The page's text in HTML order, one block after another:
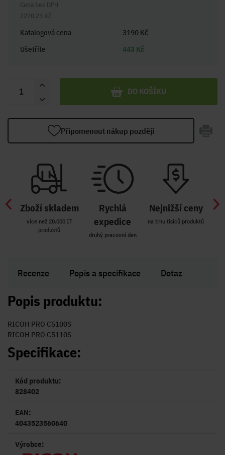
Cena bez DPH
2270.25 Kč
Katalogová cena
3190 Kč
Ušetříte
443 Kč
DO KOŠÍKU
Připomenout nákup později
Zboží skladem
více než 20.000 IT
produktů
Rychlá
expedice
druhý pracovní den
Nejnižší ceny
na trhu tisíců produktů
Recenze Popis a specifikace Dotaz
Popis produktu:
RICOH PRO C5100S
RICOH PRO C5110S
Specifikace:
Kód produktu:
828402
EAN:
4043523560640
Výrobce: